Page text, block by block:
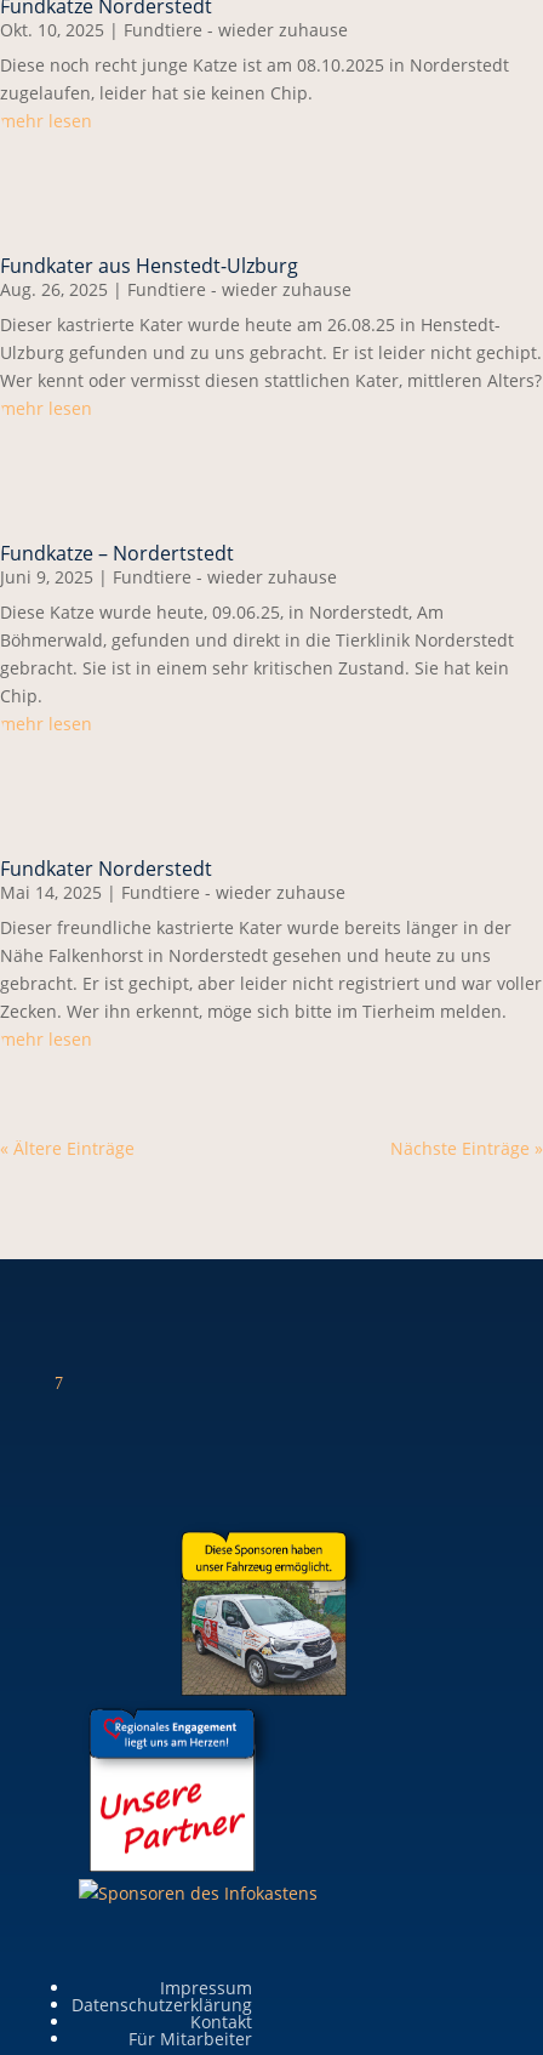
Fundkatze Norderstedt
Okt. 10, 2025 | Fundtiere - wieder zuhause
Diese noch recht junge Katze ist am 08.10.2025 in Norderstedt
zugelaufen, leider hat sie keinen Chip.
mehr lesen
Fundkater aus Henstedt-Ulzburg
Aug. 26, 2025 | Fundtiere - wieder zuhause
Dieser kastrierte Kater wurde heute am 26.08.25 in Henstedt-
Ulzburg gefunden und zu uns gebracht. Er ist leider nicht gechipt.
Wer kennt oder vermisst diesen stattlichen Kater, mittleren Alters?
mehr lesen
Fundkatze – Nordertstedt
Juni 9, 2025 | Fundtiere - wieder zuhause
Diese Katze wurde heute, 09.06.25, in Norderstedt, Am
Böhmerwald, gefunden und direkt in die Tierklinik Norderstedt
gebracht. Sie ist in einem sehr kritischen Zustand. Sie hat kein
Chip.
mehr lesen
Fundkater Norderstedt
Mai 14, 2025 | Fundtiere - wieder zuhause
Dieser freundliche kastrierte Kater wurde bereits länger in der
Nähe Falkenhorst in Norderstedt gesehen und heute zu uns
gebracht. Er ist gechipt, aber leider nicht registriert und war voller
Zecken. Wer ihn erkennt, möge sich bitte im Tierheim melden.
mehr lesen
« Ältere Einträge Nächste Einträge »
7
Impressum
Datenschutzerklärung
Kontakt
Für Mitarbeiter